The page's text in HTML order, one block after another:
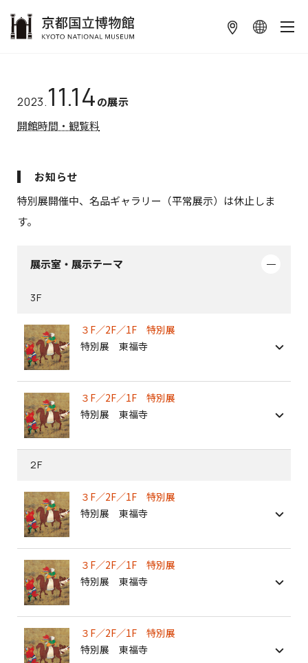
2023.11.14の展示
開館時間・観覧料
お知らせ
特別展開催中、名品ギャラリー（平常展示）は休止しま
す。
展示室・展示テーマ
3F
３F／2F／1F 特別展
特別展 東福寺
３F／2F／1F 特別展
特別展 東福寺
2F
３F／2F／1F 特別展
特別展 東福寺
３F／2F／1F 特別展
特別展 東福寺
３F／2F／1F 特別展
特別展 東福寺